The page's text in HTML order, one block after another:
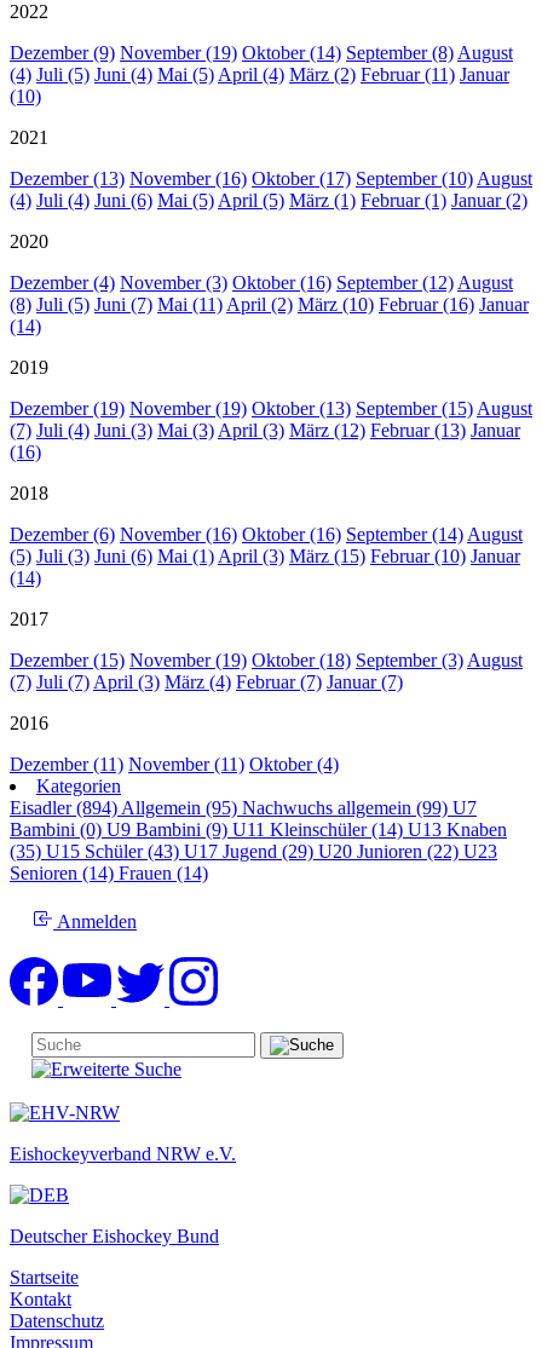
2022
Dezember (9) November (19) Oktober (14) September (8) August
(4) Juli (5) Juni (4) Mai (5) April (4) März (2) Februar (11) Januar
(10)
2021
Dezember (13) November (16) Oktober (17) September (10) August
(4) Juli (4) Juni (6) Mai (5) April (5) März (1) Februar (1) Januar (2)
2020
Dezember (4) November (3) Oktober (16) September (12) August
(8) Juli (5) Juni (7) Mai (11) April (2) März (10) Februar (16) Januar
(14)
2019
Dezember (19) November (19) Oktober (13) September (15) August
(7) Juli (4) Juni (3) Mai (3) April (3) März (12) Februar (13) Januar
(16)
2018
Dezember (6) November (16) Oktober (16) September (14) August
(5) Juli (3) Juni (6) Mai (1) April (3) März (15) Februar (10) Januar
(14)
2017
Dezember (15) November (19) Oktober (18) September (3) August
(7) Juli (7) April (3) März (4) Februar (7) Januar (7)
2016
Dezember (11) November (11) Oktober (4)
Kategorien
Eisadler (894) Allgemein (95) Nachwuchs allgemein (99) U7
Bambini (0) U9 Bambini (9) U11 Kleinschüler (14) U13 Knaben
(35) U15 Schüler (43) U17 Jugend (29) U20 Junioren (22) U23
Senioren (14) Frauen (14)
Anmelden
Eishockeyverband NRW e.V.
Deutscher Eishockey Bund
Startseite
Kontakt
Datenschutz
Impressum